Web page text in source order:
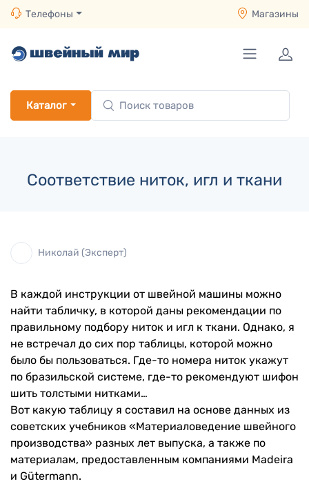
Телефоны Магазины
Каталог
Соответствие ниток, игл и ткани
Николай (Эксперт)
В каждой инструкции от швейной машины можно
найти табличку, в которой даны рекомендации по
правильному подбору ниток и игл к ткани. Однако, я
не встречал до сих пор таблицы, которой можно
было бы пользоваться. Где-то номера ниток укажут
по бразильской системе, где-то рекомендуют шифон
шить толстыми нитками…
Вот какую таблицу я составил на основе данных из
советских учебников «Материаловедение швейного
производства» разных лет выпуска, а также по
материалам, предоставленным компаниями Madeira
и Gütermann.